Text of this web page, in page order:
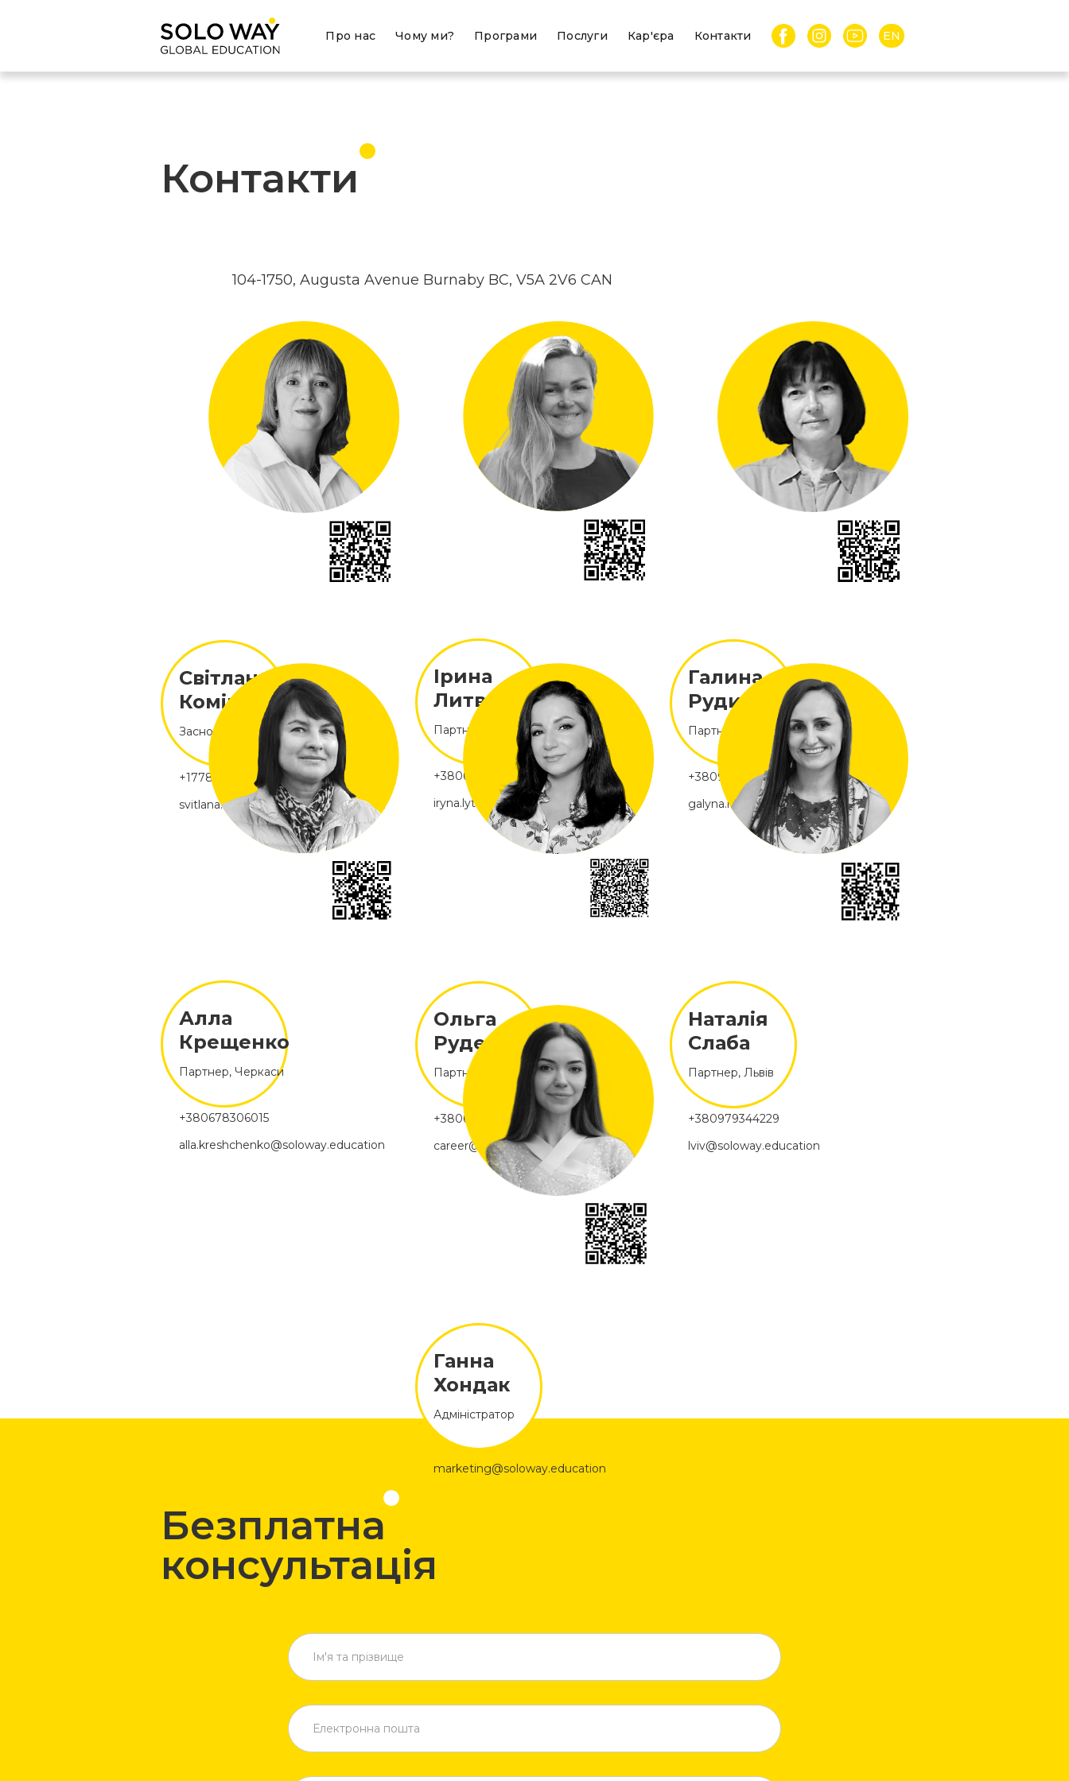
Про нас Чому ми? Програми Послуги Кар'єра Контакти EN
Контакти
104-1750, Augusta Avenue Burnaby BC, V5A 2V6 CAN
Світлана
Комінко
Засновник, Ванкувер
+17788400248
svitlana.kominko@soloway.education
Ірина
Литвин
Партнер, Київ
+380672393172
iryna.lytvyn@soloway.education
Галина
Рудик
Партнер, Вінниця
+380931853270
galyna.rudyk@soloway.education
Алла
Крещенко
Партнер, Черкаси
+380678306015
alla.kreshchenko@soloway.education
Ольга
Руденко
Партнер, Луцьк
+380666402306
career@soloway.education
Наталія
Слаба
Партнер, Львів
+380979344229
lviv@soloway.education
Ганна
Хондак
Адміністратор
marketing@soloway.education
Безплатна
консультація